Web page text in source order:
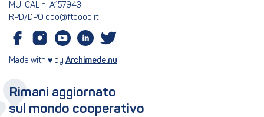
MU-CAL n. A157943
RPD/DPO dpo@ftcoop.it
Made with ♥ by Archimede.nu
Rimani aggiornato
sul mondo cooperativo